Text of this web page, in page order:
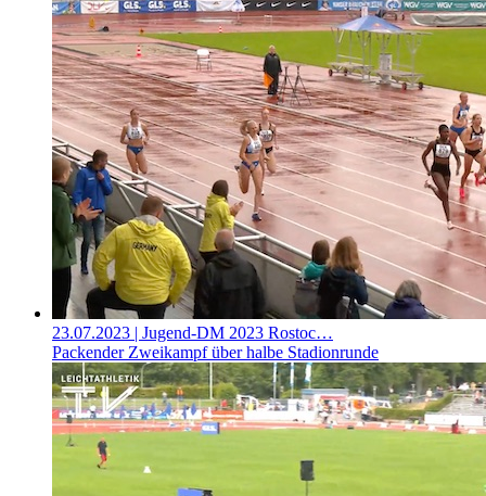
23.07.2023 | Jugend-DM 2023 Rostoc…
Packender Zweikampf über halbe Stadionrunde